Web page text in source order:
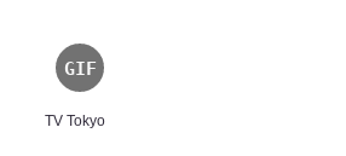
TV Tokyo